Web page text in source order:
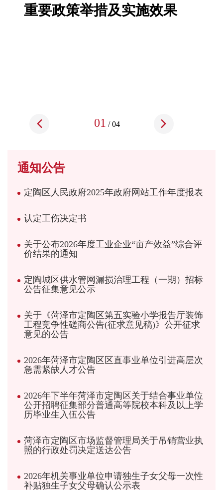
重要政策举措及实施效果
01 /04
通知公告
定陶区人民政府2025年政府网站工作年度报表
认定工伤决定书
关于公布2026年度工业企业“亩产效益”综合评
价结果的通知
定陶城区供水管网漏损治理工程（一期）招标
公告征集意见公示
关于《菏泽市定陶区第五实验小学报告厅装饰
工程竞争性磋商公告(征求意见稿)》公开征求
意见的公告
2026年菏泽市定陶区区直事业单位引进高层次
急需紧缺人才公告
2026年下半年菏泽市定陶区关于结合事业单位
公开招聘征集部分普通高等院校本科及以上学
历毕业生入伍公告
菏泽市定陶区市场监督管理局关于吊销营业执
照的行政处罚决定送达公告
2026年机关事业单位申请独生子女父母一次性
补贴独生子女父母确认公示表